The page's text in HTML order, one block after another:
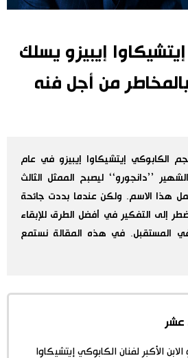
تواصل معنا
إيبيزو يسلك
من أجل فنه
الكابوكي إيتشيكاوا إيبيزو في عام
الشهير ’’دانجورو‘‘ ليصبح الممثل الثالث
هذا الاسم. ولكن عندما بددت جائحة
اضطر إلى التفكير في أفضل الطرق للإبقاء
المستقبل. في هذه المقالة نستمع
عشر
عام 1977 وهو الابن الأكبر لفنان الكابوكي إيتشيكاوا